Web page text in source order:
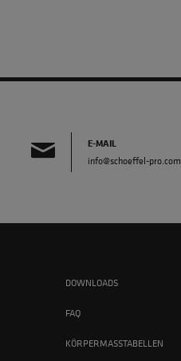
E-MAIL
info@schoeffel-pro.com
DOWNLOADS
FAQ
KÖRPERMASSTABELLEN